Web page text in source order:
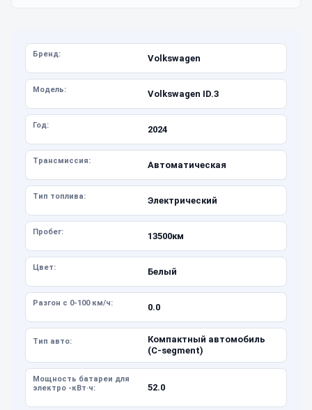
Бренд: Volkswagen
Модель: Volkswagen ID.3
Год: 2024
Трансмиссия: Автоматическая
Тип топлива: Электрический
Пробег: 13500км
Цвет: Белый
Разгон с 0-100 км/ч: 0.0
Тип авто:
Компактный автомобиль
(C-segment)
Мощность батареи для
электро -кВт·ч:
52.0